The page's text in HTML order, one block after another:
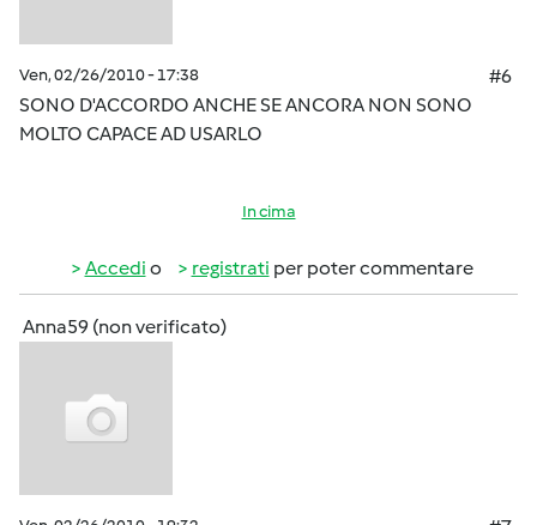
Ven, 02/26/2010 - 17:38
#6
SONO D'ACCORDO ANCHE SE ANCORA NON SONO
MOLTO CAPACE AD USARLO
In cima
Accedi o registrati per poter commentare
Anna59 (non verificato)